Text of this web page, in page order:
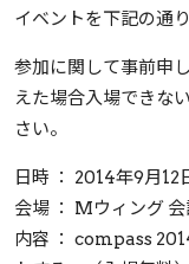
イベントを下記の通
参加に関して事前申
えた場合入場できな
さい。
日時 ： 2014年9月
会場 ： Mウィング 会
内容 ： compass